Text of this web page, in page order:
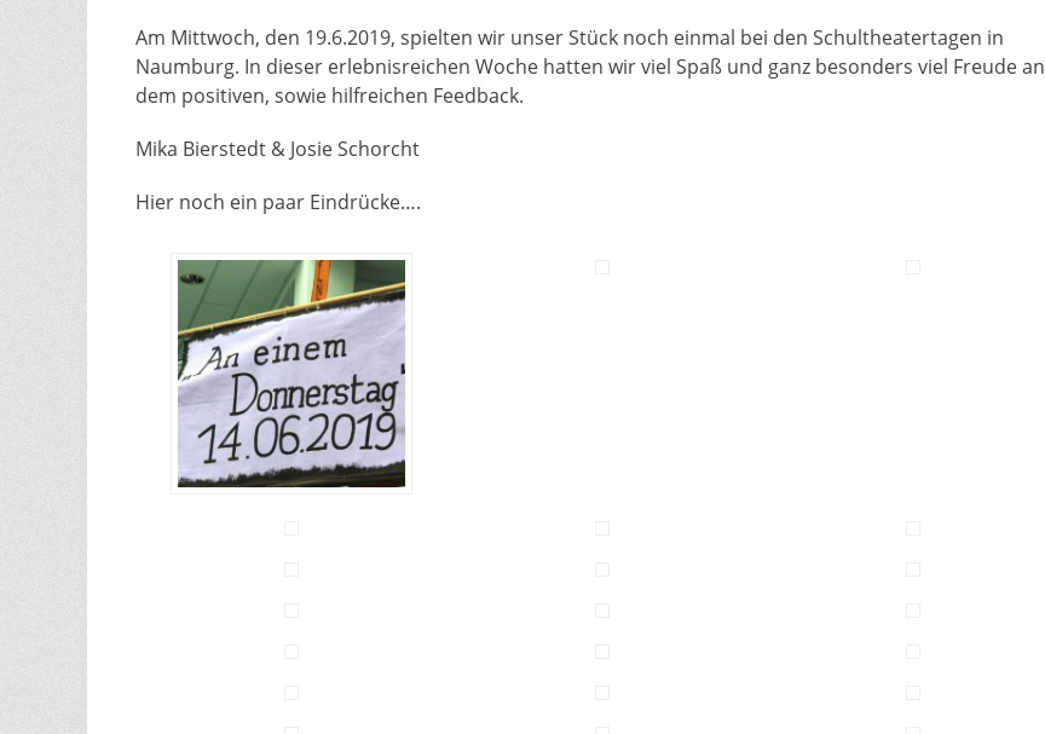
Am Mittwoch, den 19.6.2019, spielten wir unser Stück noch einmal bei den Schultheatertagen in
Naumburg. In dieser erlebnisreichen Woche hatten wir viel Spaß und ganz besonders viel Freude an
dem positiven, sowie hilfreichen Feedback.
Mika Bierstedt & Josie Schorcht
Hier noch ein paar Eindrücke….